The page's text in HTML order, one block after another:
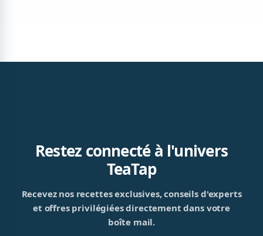
Restez connecté à l'univers
TeaTap
Recevez nos recettes exclusives, conseils d'experts
et offres privilégiées directement dans votre
boîte mail.